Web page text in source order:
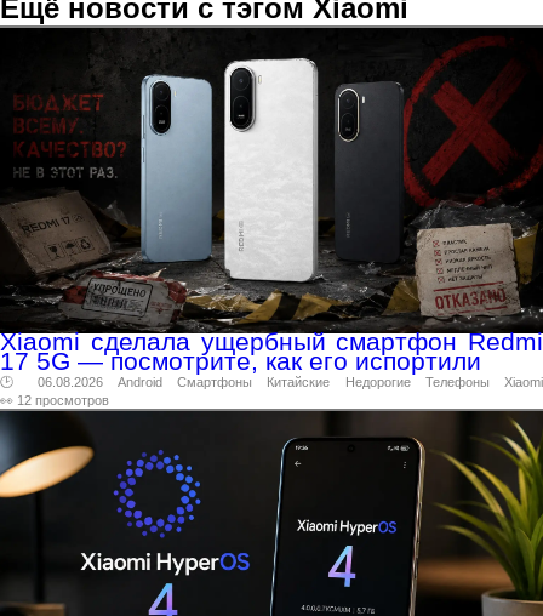
Ещё новости с тэгом Xiaomi
Xiaomi сделала ущербный смартфон Redmi
17 5G — посмотрите, как его испортили
🕑 06.08.2026 Android Смартфоны Китайские Недорогие Телефоны
Xiaomi
👀 12 просмотров